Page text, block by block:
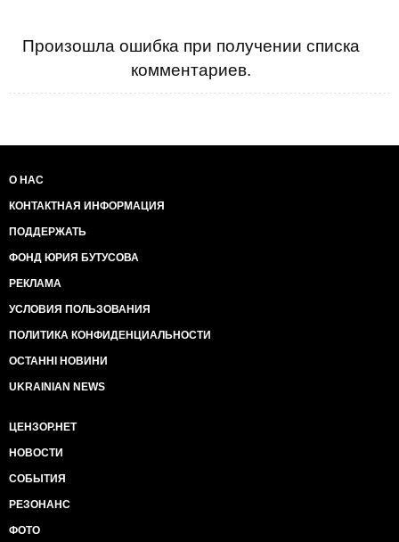
Произошла ошибка при получении списка
комментариев.
О НАС
КОНТАКТНАЯ ИНФОРМАЦИЯ
ПОДДЕРЖАТЬ
ФОНД ЮРИЯ БУТУСОВА
РЕКЛАМА
УСЛОВИЯ ПОЛЬЗОВАНИЯ
ПОЛИТИКА КОНФИДЕНЦИАЛЬНОСТИ
ОСТАННІ НОВИНИ
UKRAINIAN NEWS
ЦЕНЗОР.НЕТ
НОВОСТИ
СОБЫТИЯ
РЕЗОНАНС
ФОТО